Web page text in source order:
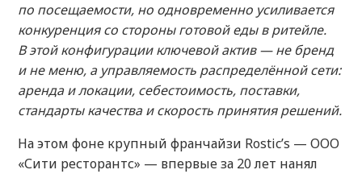
по посещаемости, но одновременно усиливается
конкуренция со стороны готовой еды в ритейле.
В этой конфигурации ключевой актив — не бренд
и не меню, а управляемость распределённой сети:
аренда и локации, себестоимость, поставки,
стандарты качества и скорость принятия решений.
На этом фоне крупный франчайзи Rostic’s — ООО
«Сити ресторантс» — впервые за 20 лет нанял